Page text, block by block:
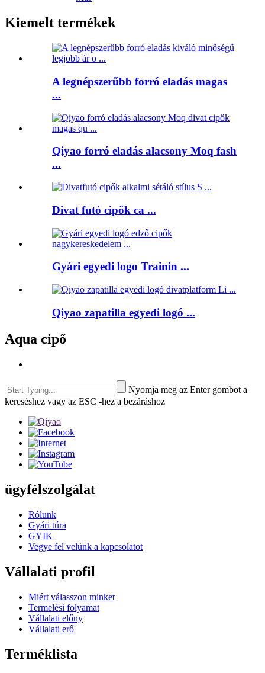
Kiemelt termékek
A legnépszerűbb forró eladás magas
...
Qiyao forró eladás alacsony Moq fash
...
Divat futó cipők ca ...
Gyári egyedi logo Trainin ...
Qiyao zapatilla egyedi logó ...
Aqua cipő
Nyomja meg az Enter gombot a
kereséshez vagy az ESC -hez a bezáráshoz
ügyfélszolgálat
Rólunk
Gyári túra
GYIK
Vegye fel velünk a kapcsolatot
Vállalati profil
Miért válasszon minket
Termelési folyamat
Vállalati előny
Vállalati erő
Terméklista